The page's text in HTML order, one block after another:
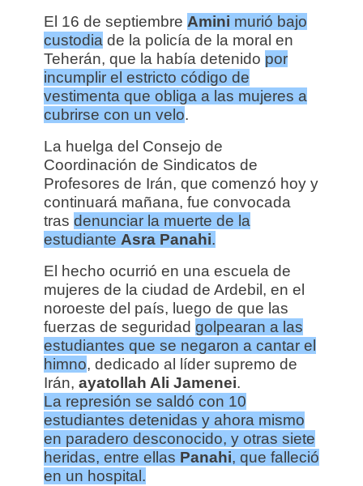
El 16 de septiembre Amini murió bajo
custodiade la policía de la moral en
Teherán, que la había detenido por
incumplir el estricto código de
vestimenta que obliga a las mujeres a
cubrirse con un velo.
La huelga del Consejo de
Coordinación de Sindicatos de
Profesores de Irán, que comenzó hoy y
continuará mañana, fue convocada
tras denunciar la muerte de la
estudiante Asra Panahi.
El hecho ocurrió en una escuela de
mujeres de la ciudad de Ardebil, en el
noroeste del país, luego de que las
fuerzas de seguridad golpearan a las
estudiantes que se negaron a cantar el
himno, dedicado al líder supremo de
Irán, ayatollah Ali Jamenei.
La represión se saldó con 10
estudiantes detenidas y ahora mismo
en paradero desconocido, y otras siete
heridas, entre ellas Panahi, que falleció
en un hospital.